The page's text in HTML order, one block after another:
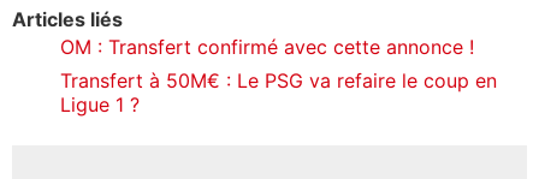
Articles liés
OM : Transfert confirmé avec cette annonce !
Transfert à 50M€ : Le PSG va refaire le coup en
Ligue 1 ?